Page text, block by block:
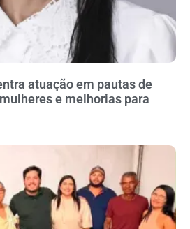
atuação em pautas de
e melhorias para